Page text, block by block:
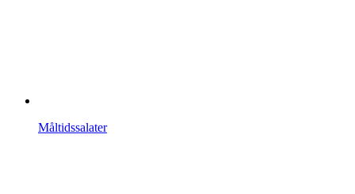
Måltidssalater